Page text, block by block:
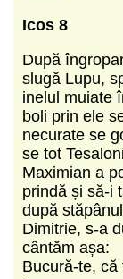
Icos 8
După
slugă Lupu,
inelul muiate
boli prin ele
necurate se
se tot
Maximian a
prindă și să-i
după
Dimitrie, s-a
cântăm așa:
Bucură-te,